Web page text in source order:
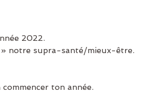
2022.
notre supra-santé/mieux-être.
ton année.